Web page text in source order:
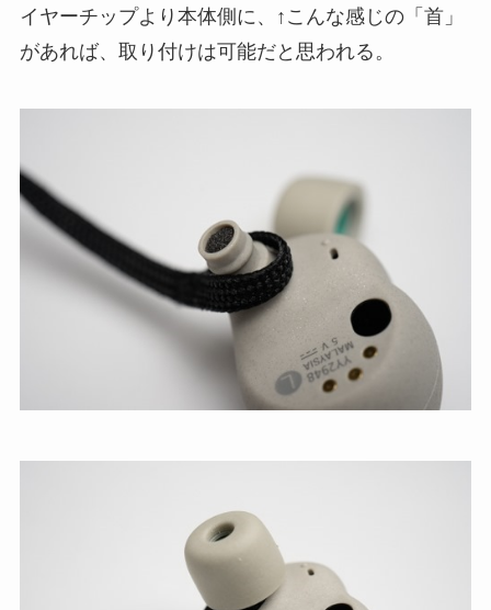
イヤーチップより本体側に、↑こんな感じの「首」
があれば、取り付けは可能だと思われる。